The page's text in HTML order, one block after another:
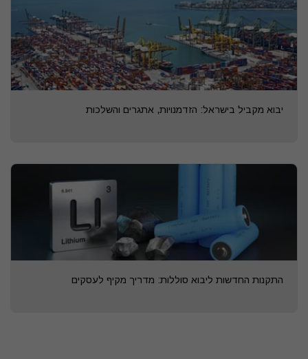
יבוא מקביל בישראל: הזדמנויות, אתגרים והשלכות
התקנות החדשות ליבוא סוללות: מדריך מקיף לעסקים